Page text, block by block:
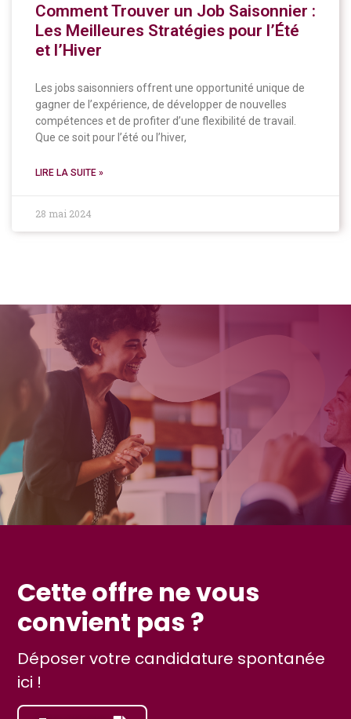
Cette offre ne vous
convient pas ?
Déposer votre candidature spontanée
ici !
Comment Trouver un Job Saisonnier :
Les Meilleures Stratégies pour l’Été
et l’Hiver
Les jobs saisonniers offrent une opportunité unique de
gagner de l’expérience, de développer de nouvelles
compétences et de profiter d’une flexibilité de travail.
Que ce soit pour l’été ou l’hiver,
LIRE LA SUITE »
28 mai 2024